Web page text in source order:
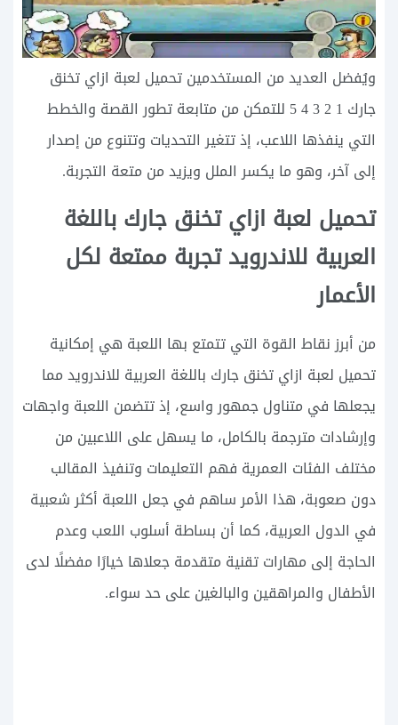
ويُفضل العديد من المستخدمين تحميل لعبة ازاي تخنق
جارك 1 2 3 4 5 للتمكن من متابعة تطور القصة والخطط
التي ينفذها اللاعب، إذ تتغير التحديات وتتنوع من إصدار
إلى آخر، وهو ما يكسر الملل ويزيد من متعة التجربة.
تحميل لعبة ازاي تخنق جارك باللغة
العربية للاندرويد تجربة ممتعة لكل
الأعمار
من أبرز نقاط القوة التي تتمتع بها اللعبة هي إمكانية
تحميل لعبة ازاي تخنق جارك باللغة العربية للاندرويد مما
يجعلها في متناول جمهور واسع، إذ تتضمن اللعبة واجهات
وإرشادات مترجمة بالكامل، ما يسهل على اللاعبين من
مختلف الفئات العمرية فهم التعليمات وتنفيذ المقالب
دون صعوبة، هذا الأمر ساهم في جعل اللعبة أكثر شعبية
في الدول العربية، كما أن بساطة أسلوب اللعب وعدم
الحاجة إلى مهارات تقنية متقدمة جعلاها خيارًا مفضلًا لدى
الأطفال والمراهقين والبالغين على حد سواء.